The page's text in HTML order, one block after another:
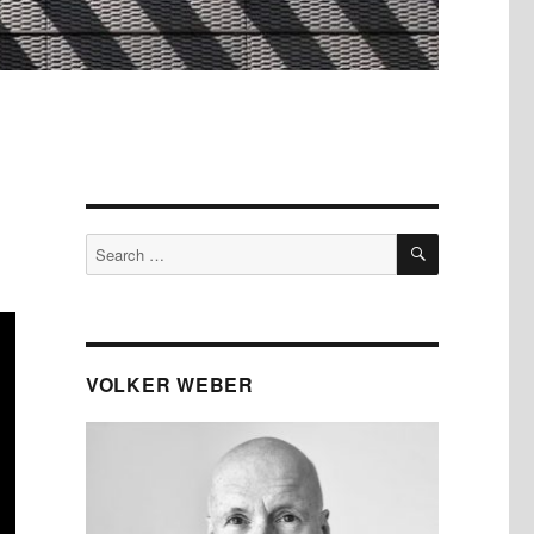
Search
for:
SEARCH
VOLKER WEBER